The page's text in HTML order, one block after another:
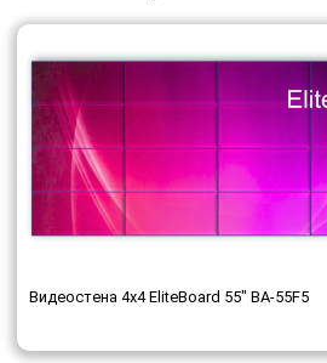
Видеостена 4x4 EliteBoard 55" BA-55F5